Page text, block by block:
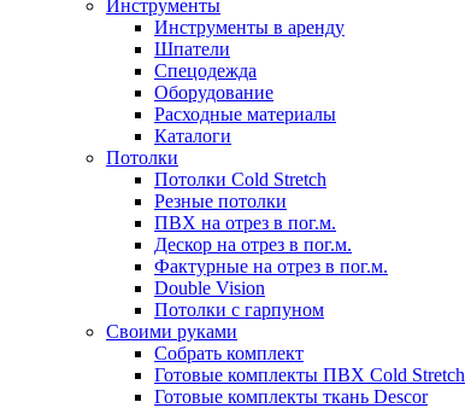
Инструменты
Инструменты в аренду
Шпатели
Спецодежда
Оборудование
Расходные материалы
Каталоги
Потолки
Потолки Cold Stretch
Резные потолки
ПВХ на отрез в пог.м.
Дескор на отрез в пог.м.
Фактурные на отрез в пог.м.
Double Vision
Потолки с гарпуном
Своими руками
Собрать комплект
Готовые комплекты ПВХ Cold Stretch
Готовые комплекты ткань Descor